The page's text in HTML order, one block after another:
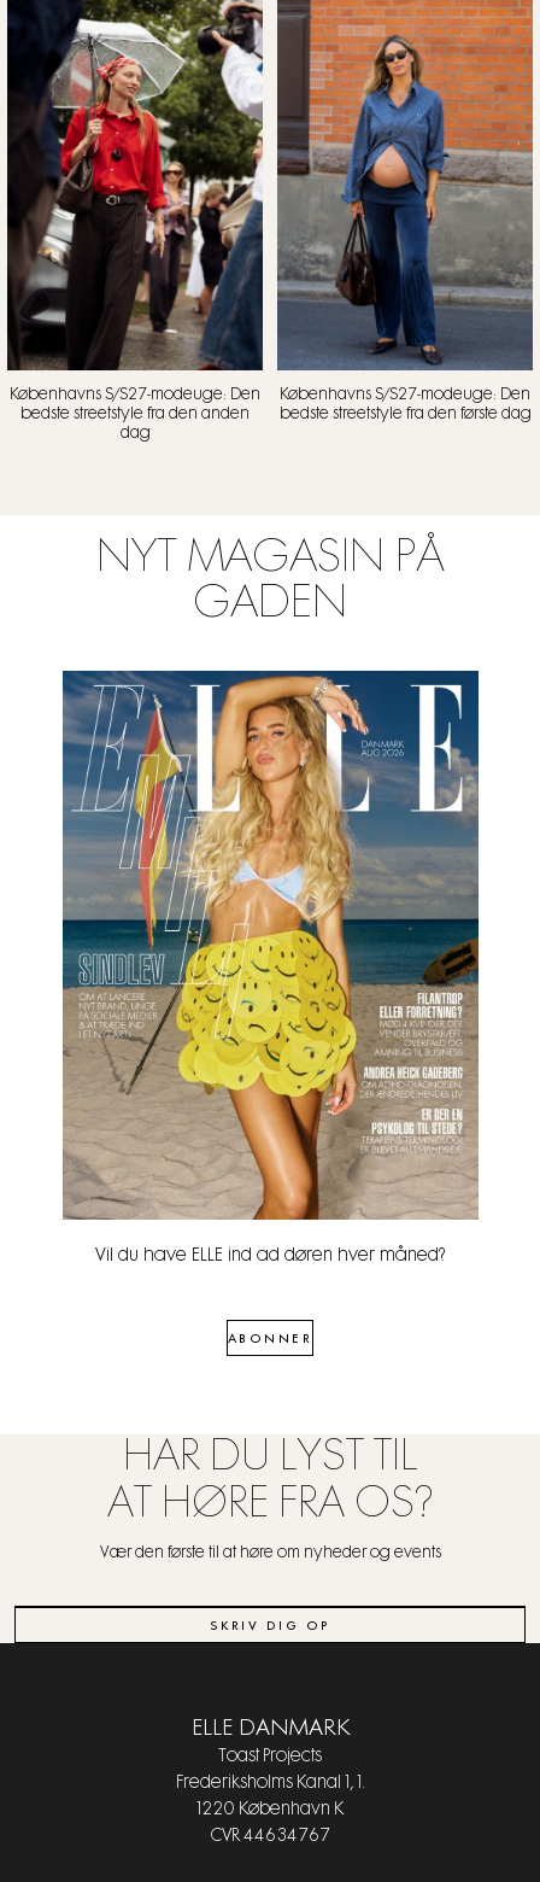
Københavns S/S27-modeuge: Den
bedste streetstyle fra den anden
dag
Københavns S/S27-modeuge: Den
bedste streetstyle fra den første dag
NYT MAGASIN PÅ
GADEN
Vil du have ELLE ind ad døren hver måned?
ABONNER
HAR DU LYST TIL
AT HØRE FRA OS?
Vær den første til at høre om nyheder og events
SKRIV DIG OP
ELLE DANMARK
Toast Projects
Frederiksholms Kanal 1, 1.
1220 København K
CVR 44634767